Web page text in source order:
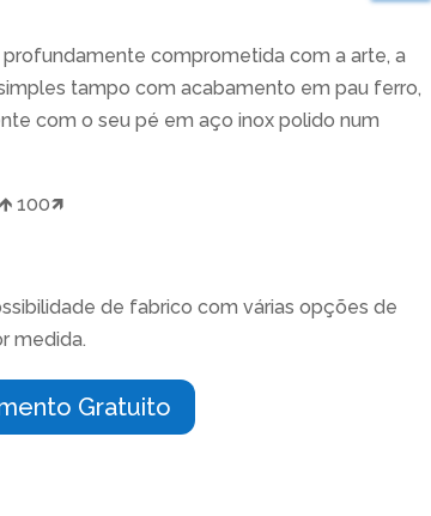
profundamente comprometida com a arte, a
tampo com acabamento em pau ferro,
com o seu pé em aço inox polido num
100🡽
de fabrico com várias opções de
medida.
Gratuito